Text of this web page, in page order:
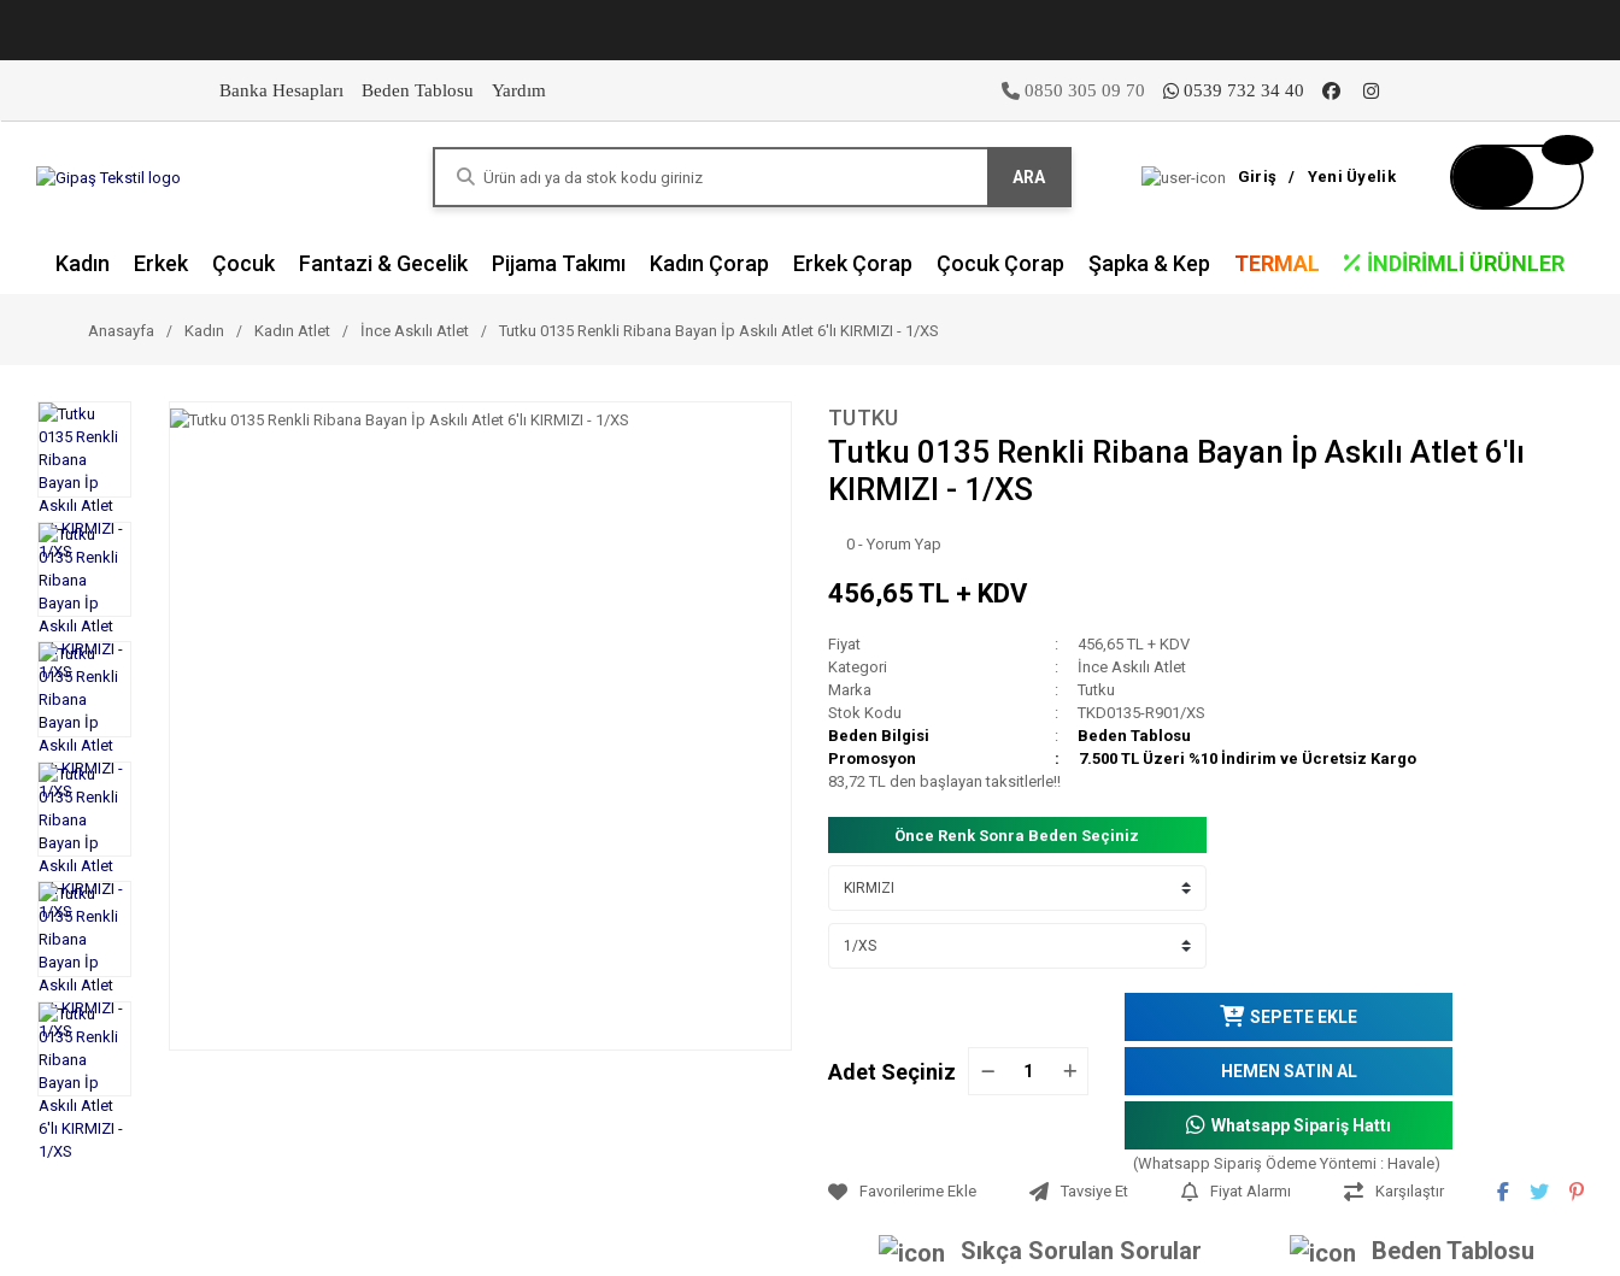
Banka Hesapları Beden Tablosu Yardım 0850 305 09 70 0539 732 34 40
ARA Giriş / Yeni Üyelik
Kadın Erkek Çocuk Fantazi & Gecelik Pijama Takımı Kadın Çorap Erkek Çorap Çocuk Çorap Şapka & Kep TERMAL İNDIRIMLI ÜRÜNLER
Anasayfa Kadın Kadın Atlet İnce Askılı Atlet Tutku 0135 Renkli Ribana Bayan İp Askılı Atlet 6'lı KIRMIZI - 1/XS
TUTKU
Tutku 0135 Renkli Ribana Bayan İp Askılı Atlet 6'lı
KIRMIZI - 1/XS
0 - Yorum Yap
456,65 TL + KDV
Fiyat
456,65 TL + KDV
Kategori
İnce Askılı Atlet
Marka
Tutku
Stok Kodu
TKD0135-R901/XS
Beden Bilgisi
Beden Tablosu
Promosyon
7.500 TL Üzeri %10 İndirim ve Ücretsiz Kargo
83,72 TL den başlayan taksitlerle!!
Önce Renk Sonra Beden Seçiniz
Adet Seçiniz
SEPETE EKLE
HEMEN SATIN AL
Whatsapp Sipariş Hattı
(Whatsapp Sipariş Ödeme Yöntemi : Havale)
Tavsiye Et
Fiyat Alarmı Karşılaştır
Sıkça Sorulan Sorular Beden Tablosu